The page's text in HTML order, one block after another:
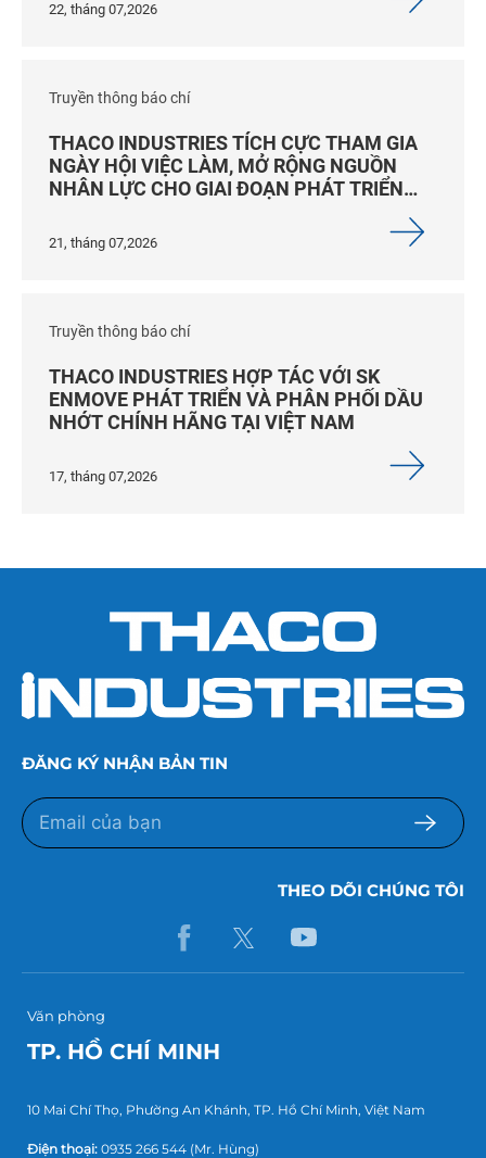
22, tháng 07,2026
Truyền thông báo chí
THACO INDUSTRIES TÍCH CỰC THAM GIA
NGÀY HỘI VIỆC LÀM, MỞ RỘNG NGUỒN
NHÂN LỰC CHO GIAI ĐOẠN PHÁT TRIỂN
21, tháng 07,2026
Truyền thông báo chí
THACO INDUSTRIES HỢP TÁC VỚI SK
ENMOVE PHÁT TRIỂN VÀ PHÂN PHỐI DẦU
NHỚT CHÍNH HÃNG TẠI VIỆT NAM
17, tháng 07,2026
ĐĂNG KÝ NHẬN BẢN TIN
THEO DÕI CHÚNG TÔI
Văn phòng
TP. HỒ CHÍ MINH
10 Mai Chí Thọ, Phường An Khánh, TP. Hồ Chí Minh, Việt Nam
Điện thoại: 0935 266 544 (Mr. Hùng)